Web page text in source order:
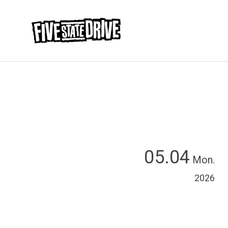
05.04 Mon.
2026